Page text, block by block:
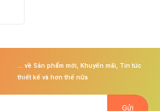
... về Sản phẩm mới, Khuyến mãi, Tin tức
thiết kế và hơn thế nữa